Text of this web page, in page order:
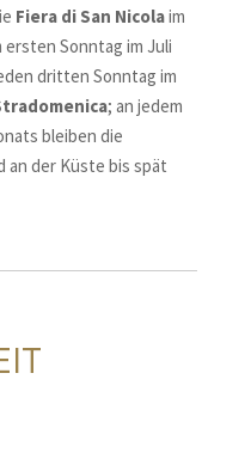
Fiera di San Nicolaim
ersten Sonntag im Juli
dritten Sonntag im
tradomenica; an jedem
bleiben die
an der Küste bis spät